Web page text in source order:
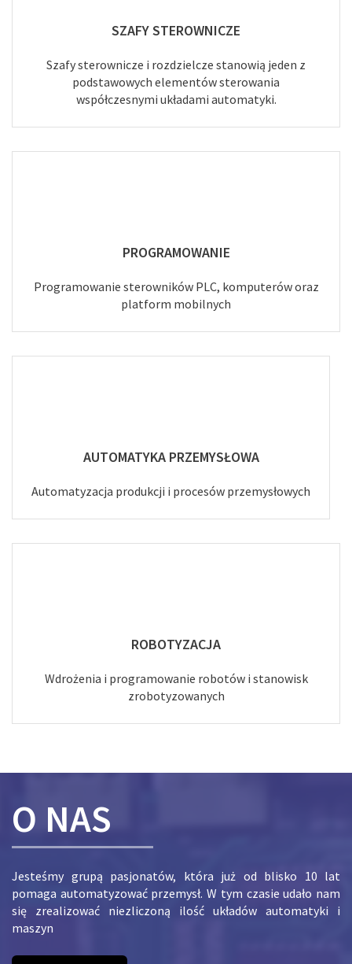
SZAFY STEROWNICZE
Szafy sterownicze i rozdzielcze stanowią jeden z
podstawowych elementów sterowania
współczesnymi układami automatyki.
PROGRAMOWANIE
Programowanie sterowników PLC, komputerów oraz
platform mobilnych
AUTOMATYKA PRZEMYSŁOWA
Automatyzacja produkcji i procesów przemysłowych
ROBOTYZACJA
Wdrożenia i programowanie robotów i stanowisk
zrobotyzowanych
O NAS
Jesteśmy grupą pasjonatów, która już od blisko 10 lat
pomaga automatyzować przemysł. W tym czasie udało nam
się zrealizować niezliczoną ilość układów automatyki i
maszyn